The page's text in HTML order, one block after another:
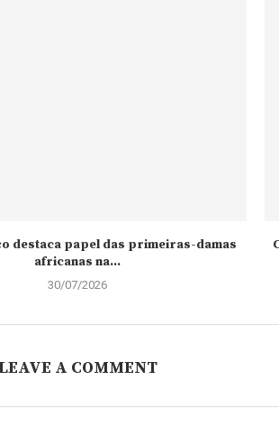
destaca papel das primeiras-damas
africanas na...
30/07/2026
LEAVE A COMMENT